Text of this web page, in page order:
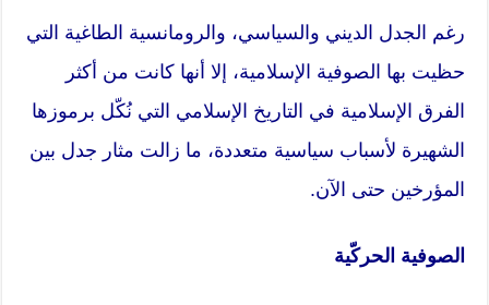
رغم الجدل الديني والسياسي، والرومانسية الطاغية التي
حظيت بها الصوفية الإسلامية، إلا أنها كانت من أكثر
الفرق الإسلامية في التاريخ الإسلامي التي نُكّل برموزها
الشهيرة لأسباب سياسية متعددة، ما زالت مثار جدل بين
المؤرخين حتى الآن.
الصوفية الحركّية